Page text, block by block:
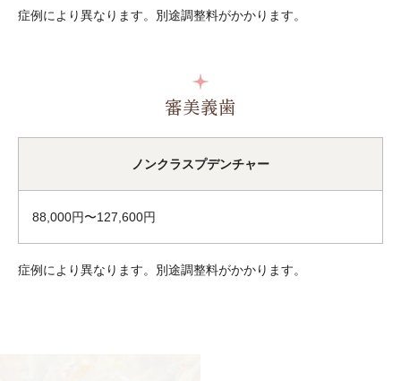
症例により異なります。別途調整料がかかります。
審美義歯
ノンクラスプデンチャー
88,000円〜127,600円
症例により異なります。別途調整料がかかります。